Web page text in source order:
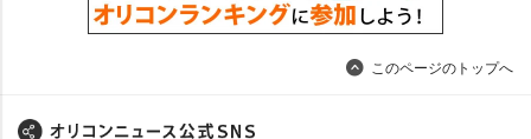
このページのトップへ